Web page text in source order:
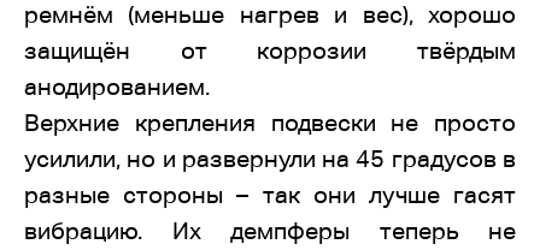
ремнём (меньше нагрев и вес), хорошо
защищён от коррозии твёрдым
анодированием.
Верхние крепления подвески не просто
усилили, но и развернули на 45 градусов в
разные стороны – так они лучше гасят
вибрацию. Их демпферы теперь не